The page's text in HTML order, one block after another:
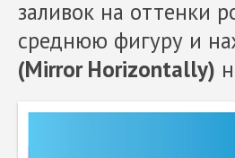
заливок на оттенки
среднюю фигуру и
(Mirror Horizontally)